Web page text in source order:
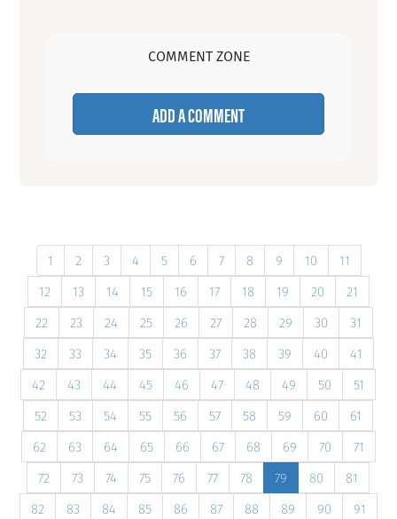
COMMENT ZONE
ADD A COMMENT
1 2 3 4 5 6 7 8 9 10
11
12
13 14 15 16 17 18 19 20
21
22
23 24 25 26 27 28 29 30
31
32
33 34 35 36 37 38 39 40
41
42
43 44 45 46 47 48 49 50
51
52
53 54 55 56 57 58 59 60
61
62
63 64 65 66 67 68 69 70
71
72
73 74 75 76 77 78 79 80
81
82
83 84 85 86 87 88 89 90
91